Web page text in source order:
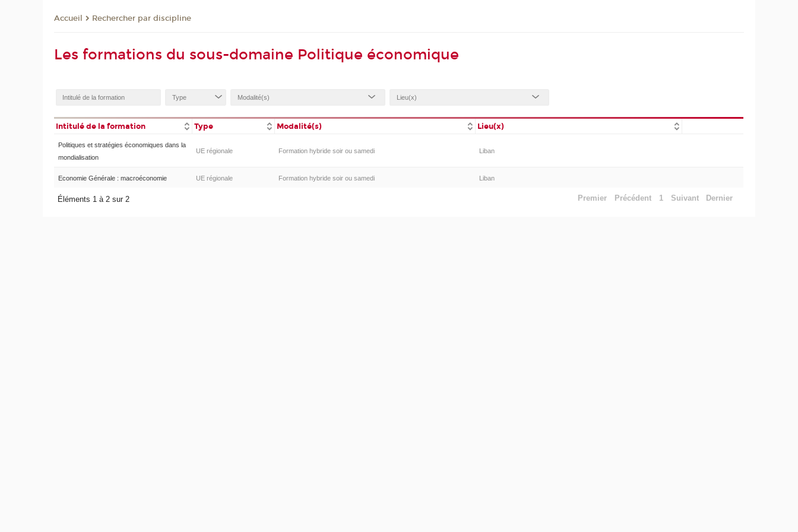
Accueil Rechercher par discipline
Les formations du sous-domaine Politique économique
Intitulé de la formation Type Modalité(s) Lieu(x)
Politiques et stratégies économiques dans la
mondialisation
UE régionale Formation hybride soir ou samedi Liban
Economie Générale : macroéconomie UE régionale Formation hybride soir ou samedi Liban
Éléments 1 à 2 sur 2 Premier Précédent 1 Suivant Dernier